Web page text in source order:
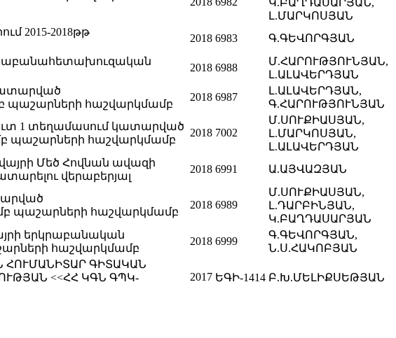
Լ.ՄԱՐԿՈՍՅԱՆ
2015-2018թթ
2018 6983
Գ.ԳԵՎՈՐԳՅԱՆ
2018 6988
Մ.ՀԱՐՈՒԹՅՈՒՆՅԱՆ,
Լ.ԱԼԱՎԵՐԴՅԱՆ
պաշարների հաշվարկմամբ
2018 6987
Լ.ԱԼԱՎԵՐԴՅԱՆ,
Գ.ՀԱՐՈՒԹՅՈՒՆՅԱՆ
1 տեղամասում կատարված
պաշարների հաշվարկմամբ
2018 7002
Մ.ՍՈՒՔԻԱՍՅԱՆ,
Լ.ՄԱՐԿՈՍՅԱՆ,
Լ.ԱԼԱՎԵՐԴՅԱՆ
Մեծ Հովնան ավազի
վերաբերյալ
2018 6991 Ա.ԱՅՎԱԶՅԱՆ
պաշարների հաշվարկմամբ
2018 6989
Մ.ՍՈՒՔԻԱՍՅԱՆ,
Լ.ԴԱՐԲԻՆՅԱՆ,
Կ.ԲԱՂԴԱՍԱՐՅԱՆ
երկրաբանական
հաշվարկմամբ
2018 6999
Գ.ԳԵՎՈՐԳՅԱՆ,
Ն.Ս.ՀԱԿՈԲՅԱՆ
ԳԻՏԱԿԱՆ
<<ՀՀ ԿԳՆ ԳՊԿ-
2017 ԵԳԻ-1414 Բ.Խ.ՄԵԼԻՔՍԵԹՅԱՆ